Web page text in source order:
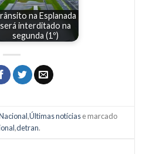
na Esplanada
será interditado na
segunda (1º)
,Últimas notíciase marcado
,detran.